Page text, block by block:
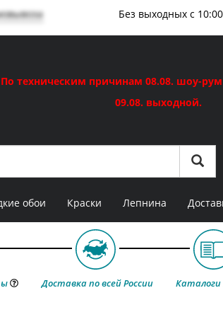
Без выходных с
По техническим причинам 08.08. шоу-рум
09.08. выходной.
обои Краски Лепнина
Доставка по всей России